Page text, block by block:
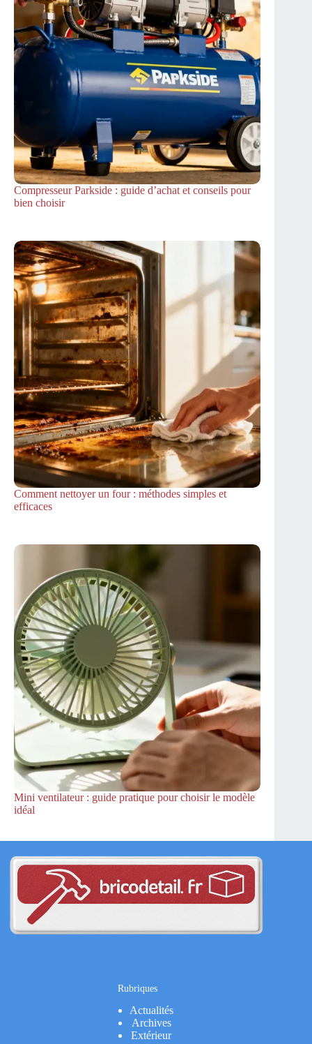
Compresseur Parkside : guide d’achat et conseils pour
bien choisir
Comment nettoyer un four : méthodes simples et
efficaces
Mini ventilateur : guide pratique pour choisir le modèle
idéal
Rubriques
Actualités
Archives
Extérieur